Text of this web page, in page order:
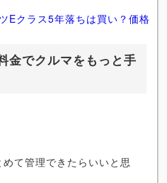
Eクラス5年落ちは買い？価格
金でクルマをもっと手
て管理できたらいいと思